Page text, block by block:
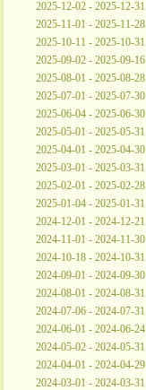
2025-12-02 - 2025-12-31
2025-11-01 - 2025-11-28
2025-10-11 - 2025-10-31
2025-09-02 - 2025-09-16
2025-08-01 - 2025-08-28
2025-07-01 - 2025-07-30
2025-06-04 - 2025-06-30
2025-05-01 - 2025-05-31
2025-04-01 - 2025-04-30
2025-03-01 - 2025-03-31
2025-02-01 - 2025-02-28
2025-01-04 - 2025-01-31
2024-12-01 - 2024-12-21
2024-11-01 - 2024-11-30
2024-10-18 - 2024-10-31
2024-09-01 - 2024-09-30
2024-08-01 - 2024-08-31
2024-07-06 - 2024-07-31
2024-06-01 - 2024-06-24
2024-05-02 - 2024-05-31
2024-04-01 - 2024-04-29
2024-03-01 - 2024-03-31